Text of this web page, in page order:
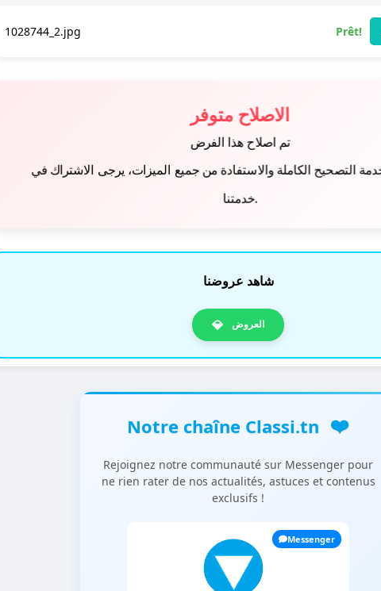
1028744_2.jpg Prêt!
الاصلاح متوفر
تم اصلاح هذا الفرض
التصحيح الكاملة والاستفادة من جميع الميزات، يرجى الاشتراك في
خدمتنا.
شاهد عروضنا
💎 العروض
Notre chaîne Classi.tn ❤️
Rejoignez notre communauté sur Messenger pour
ne rien rater de nos actualités, astuces et contenus
exclusifs !
Messenger